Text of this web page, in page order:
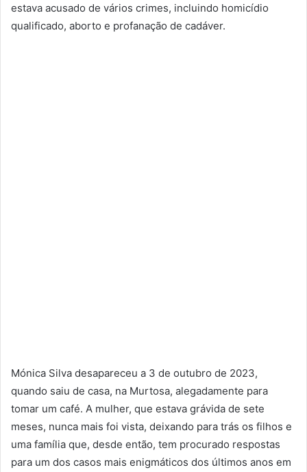
estava acusado de vários crimes, incluindo homicídio
qualificado, aborto e profanação de cadáver.
Mónica Silva desapareceu a 3 de outubro de 2023,
quando saiu de casa, na Murtosa, alegadamente para
tomar um café. A mulher, que estava grávida de sete
meses, nunca mais foi vista, deixando para trás os filhos e
uma família que, desde então, tem procurado respostas
para um dos casos mais enigmáticos dos últimos anos em